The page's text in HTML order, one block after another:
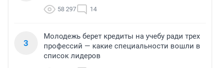
58 297 14
3
Молодежь берет кредиты на учебу ради трех
профессий — какие специальности вошли в
список лидеров